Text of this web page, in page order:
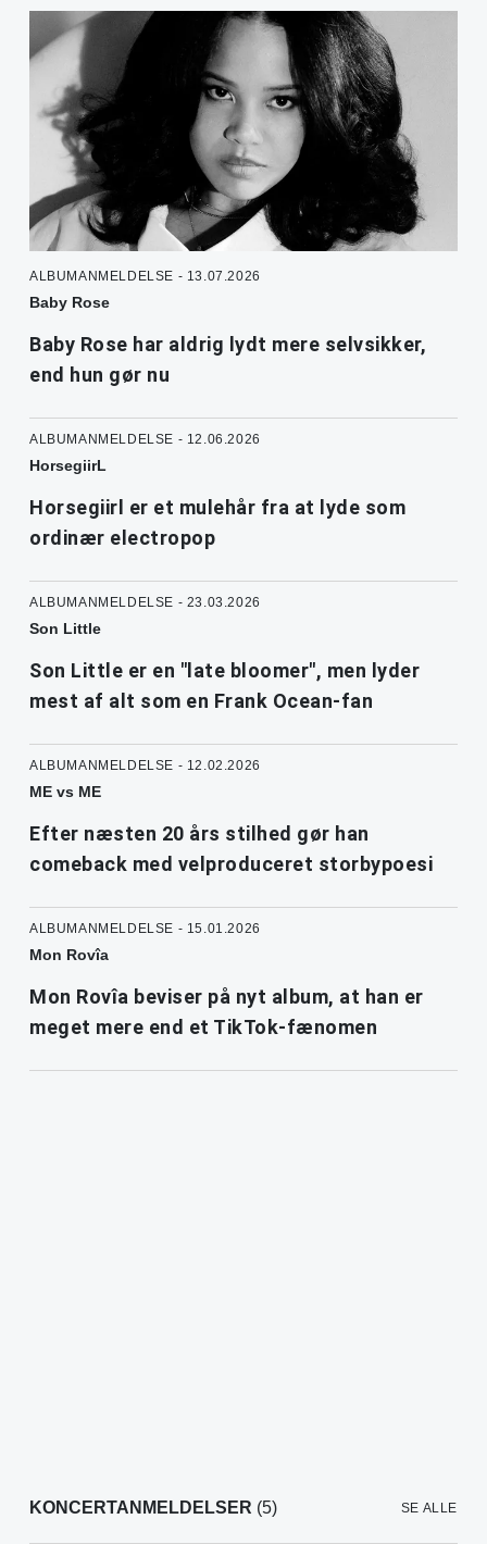
ALBUMANMELDELSE - 13.07.2026
Baby Rose
Baby Rose har aldrig lydt mere selvsikker,
end hun gør nu
ALBUMANMELDELSE - 12.06.2026
HorsegiirL
Horsegiirl er et mulehår fra at lyde som
ordinær electropop
ALBUMANMELDELSE - 23.03.2026
Son Little
Son Little er en "late bloomer", men lyder
mest af alt som en Frank Ocean-fan
ALBUMANMELDELSE - 12.02.2026
ME vs ME
Efter næsten 20 års stilhed gør han
comeback med velproduceret storbypoesi
ALBUMANMELDELSE - 15.01.2026
Mon Rovîa
Mon Rovîa beviser på nyt album, at han er
meget mere end et TikTok-fænomen
KONCERTANMELDELSER (5) SE ALLE